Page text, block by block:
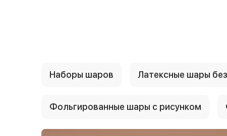
Наборы шаров Латексные шары
Фольгированные шары с рисунком